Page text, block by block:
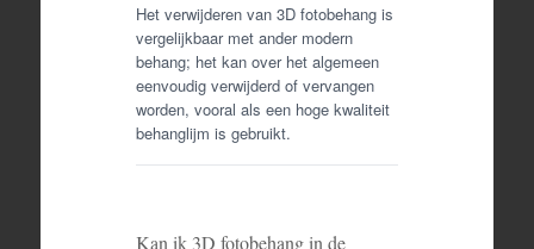
Het verwijderen van 3D fotobehang is
vergelijkbaar met ander modern
behang; het kan over het algemeen
eenvoudig verwijderd of vervangen
worden, vooral als een hoge kwaliteit
behanglijm is gebruikt.
Kan ik 3D fotobehang in de